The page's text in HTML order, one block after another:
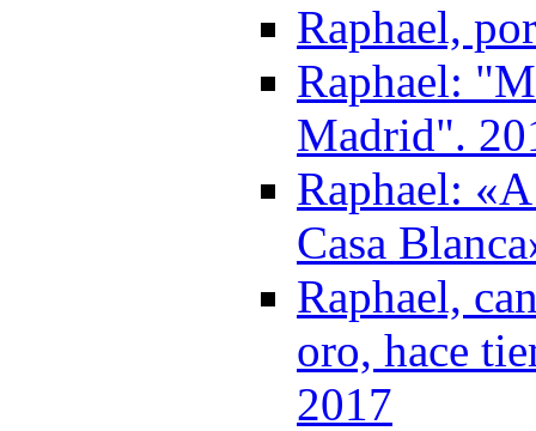
Raphael,
Raphael:
Madrid".
Raphael:
Casa
Raphael,
oro, hace
2017